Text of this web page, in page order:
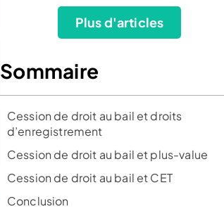
Plus d'articles
Sommaire
Cession de droit au bail et droits
d’enregistrement
Cession de droit au bail et plus-value
Cession de droit au bail et CET
Conclusion